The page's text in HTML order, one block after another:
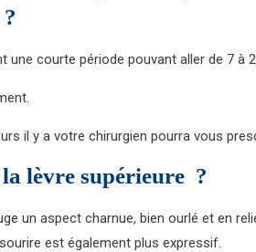
courte période pouvant aller de 7 à
il y a votre chirurgien pourra vous
lèvre supérieure ?
un aspect charnue, bien ourlé et en
est également plus expressif.